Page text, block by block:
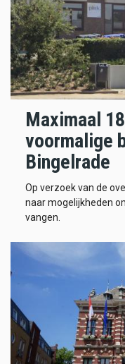
Maximaal
voormalige
Bingelrade
Op verzoek van de
naar mogelijkheden
vangen.